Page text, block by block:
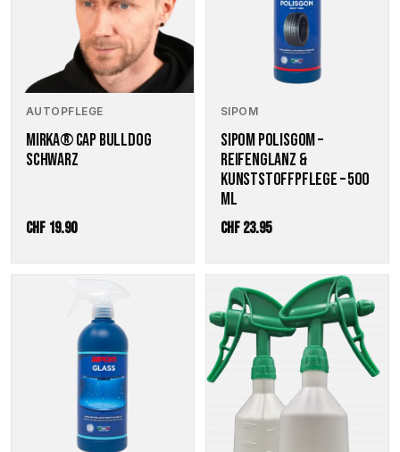
AUTOPFLEGE
MIRKA® CAP BULLDOG
SCHWARZ
CHF 19.90
SIPOM
SIPOM POLISGOM –
REIFENGLANZ &
KUNSTSTOFFPFLEGE – 500
ML
CHF23.95